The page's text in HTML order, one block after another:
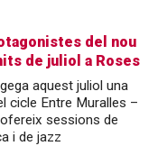
del nou
de juliol a Roses
aquest juliol una
cicle Entre Muralles –
sessions de
i de jazz